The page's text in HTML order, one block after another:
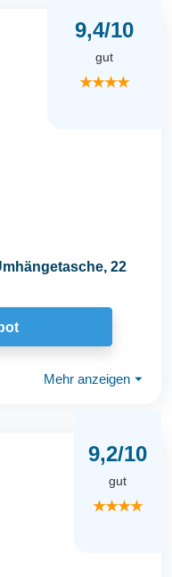
9,4/10
gut
★★★★
22
Mehr anzeigen ⏷
9,2/10
gut
★★★★